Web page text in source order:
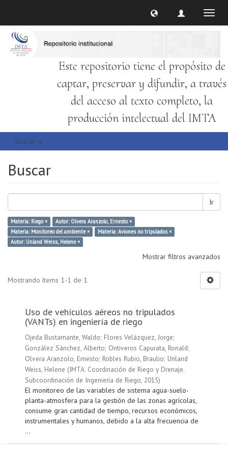
Este repositorio tiene el propósito de
captar, preservar y difundir, a través
del acceso al texto completo, la
producción intelectual del IMTA
Buscar
Buscar
Ir
Materia: Riego ×
Autor: Olvera Aranzolo, Ernesto ×
Materia: Monitoreo del ambiente ×
Materia: Aviones no tripulados ×
Autor: Unland Weiss, Helene ×
Mostrar filtros avanzados
Mostrando ítems 1-1 de 1
Uso de vehículos aéreos no tripulados
(VANTs) en ingeniería de riego
Ojeda Bustamante, Waldo; Flores Velázquez, Jorge;
González Sánchez, Alberto; Ontiveros Capurata, Ronald;
Olvera Aranzolo, Ernesto; Robles Rubio, Braulio; Unland
Weiss, Helene (IMTA. Coordinación de Riego y Drenaje.
Subcoordinación de Ingeniería de Riego, 2015)
El monitoreo de las variables de sistema agua-suelo-
planta-atmosfera para la gestión de las zonas agrícolas,
consume gran cantidad de tiempo, recursos económicos,
instrumentales y humanos, debido a la alta frecuencia de
...